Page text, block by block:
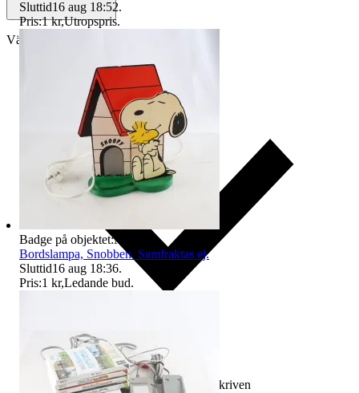
Välj till köparskydd
Ersättning om varan inte är som beskriven
Sluttid16 aug 18:52.
Pris:1 kr,Utropspris.
Badge på objektet:Ny
Bordslampa, Snobben. Samfraktas ej.
Sluttid16 aug 18:36.
Pris:1 kr,Ledande bud.